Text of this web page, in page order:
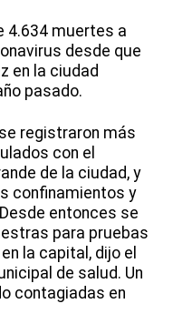
4.634 muertes a
desde que
en la ciudad
pasado.
registraron más
con el
de la ciudad, y
confinamientos y
entonces se
para pruebas
la capital, dijo el
de salud. Un
contagiadas en